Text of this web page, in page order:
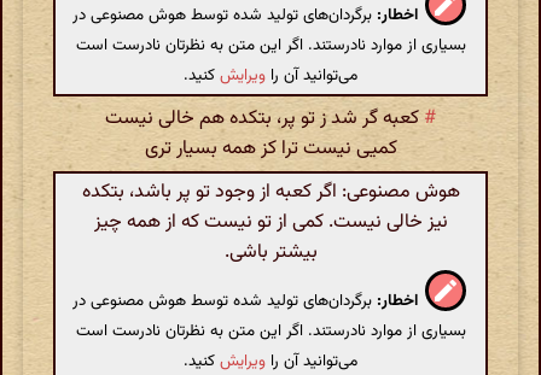
اخطار: برگردان‌های تولید شده توسط هوش مصنوعی در
بسیاری از موارد نادرستند. اگر این متن به نظرتان نادرست است
می‌توانید آن را ویرایشکنید.
# کعبه گر شد ز تو پر، بتکده هم خالی نیست
کمیی نیست ترا کز همه بسیار تری
هوش مصنوعی: اگر کعبه از وجود تو پر باشد، بتکده
نیز خالی نیست. کمی از تو نیست که از همه چیز
بیشتر باشی.
اخطار: برگردان‌های تولید شده توسط هوش مصنوعی در
بسیاری از موارد نادرستند. اگر این متن به نظرتان نادرست است
می‌توانید آن را ویرایشکنید.